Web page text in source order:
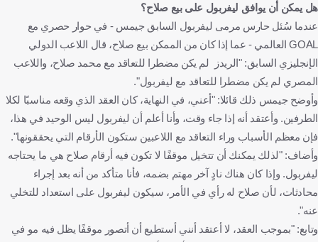
هل يمكن أن يوافق ليفربول على بيع صلاح؟
عندما سُئل حارس مرمى ليفربول السابق جيمس - في حوار حصري مع
GOAL العالمي - عما إذا كان من الممكن بيع صلاح، قال اللاعب الدولي
الإنجليزي السابق: "الريدز لم يكن مضطرا للتعاقد مع محمد صلاح، واللاعب
المصري لم يكن مضطرا للتعاقد مع ليفربول".
وأوضح جيمس ذلك قائلا: "أعني، في النهاية، كان العقد الذي وقعه مناسبًا لكلا
الطرفين. وأعتقد أنه إذا جاء وقت، وأنا أعلم أن ليفربول ليس الوحيد في هذا،
فإن معظم الأسباب وراء التعاقد مع اللاعبين ستكون الأرقام التي يحققونها".
وأضاف: "لذلك يمكنك أن تتخيل موقفًا لا تكون فيه أرقام صلاح هي ما يحتاجه
ليفربول. وإذا كان هناك نادٍ آخر مهتم بضمه، فأنا متأكد من أنه بعد إجراء
محادثات، لأن صلاح له رأي في الأمر، سيكون ليفربول على استعداد للتخلي
عنه".
وتابع: "بموجب العقد، لا أعتقد أنني أستطيع أن أتصور موقفًا يظل فيه مو في